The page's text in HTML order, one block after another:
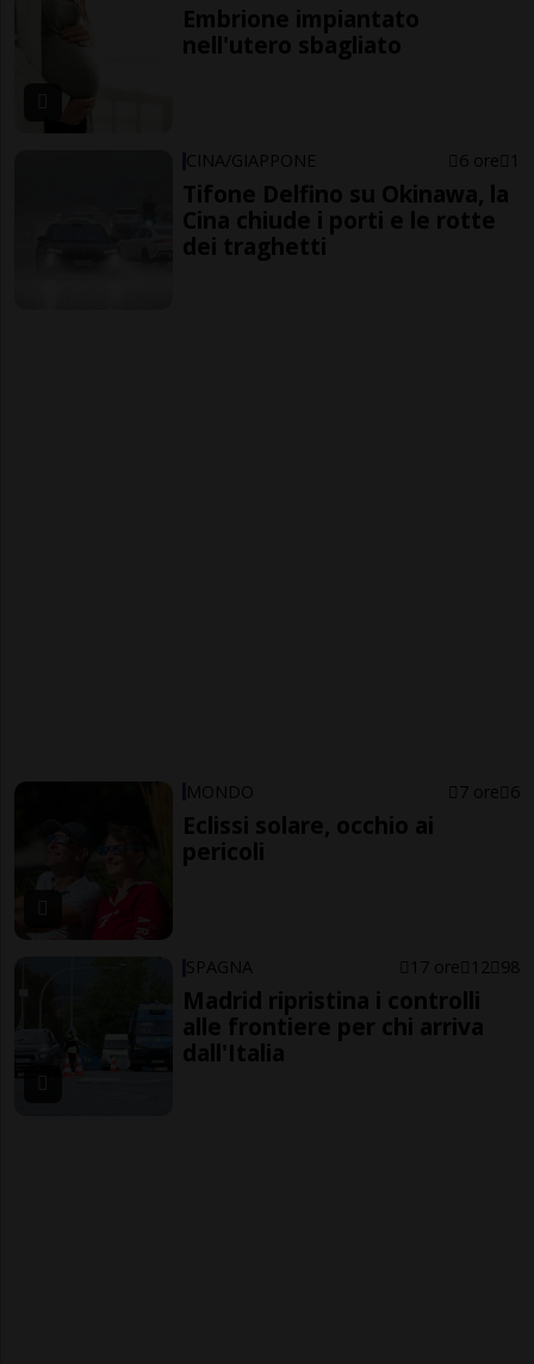
Embrione impiantato
nell'utero sbagliato
CINA/GIAPPONE 6 ore 1
Tifone Delfino su Okinawa, la
Cina chiude i porti e le rotte
dei traghetti
MONDO 7 ore 6
Eclissi solare, occhio ai
pericoli
SPAGNA 17 ore 12 98
Madrid ripristina i controlli
alle frontiere per chi arriva
dall'Italia